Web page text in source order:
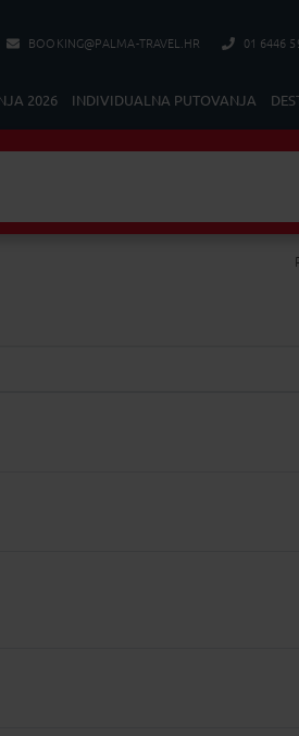
BOOKING@PALMA-TRAVEL.HR 01 6446
2026 INDIVIDUALNA PUTOVANJA
Polazak/Povratak